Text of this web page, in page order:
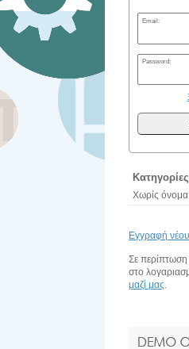
Email:
Password:
Κατηγορίες
Χωρίς όνομα
Εγγραφή
Σε
στο
μαζί μας.